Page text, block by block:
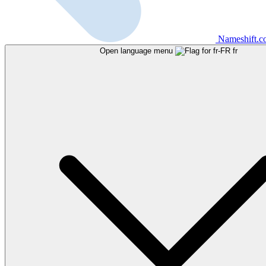
Open language menu fr